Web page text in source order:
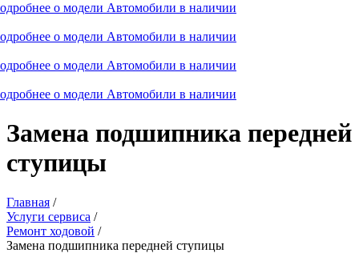
о модели Автомобили в наличии
о модели Автомобили в наличии
о модели Автомобили в наличии
о модели Автомобили в наличии
Замена подшипника передней
ступицы
Главная /
Услуги сервиса /
Ремонт ходовой /
Замена подшипника передней ступицы